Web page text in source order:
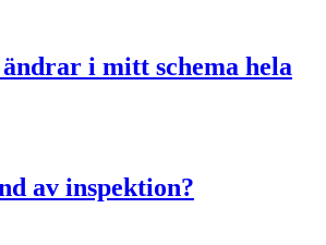
i mitt schema hela
av inspektion?